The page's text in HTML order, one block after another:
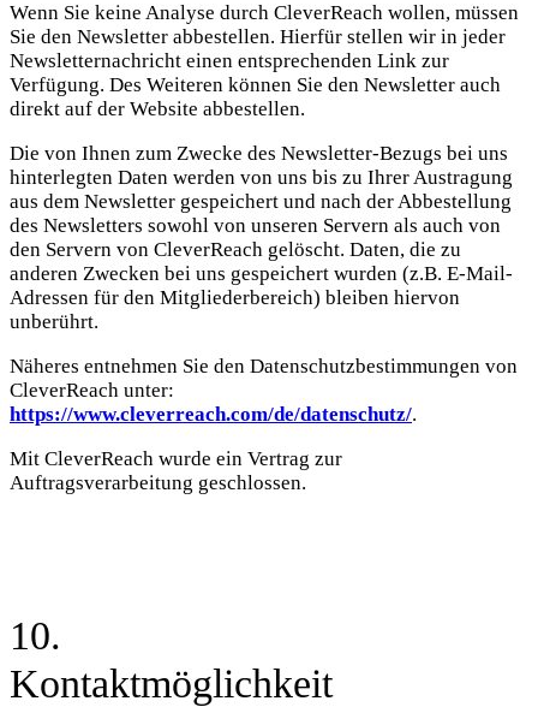
Wenn Sie keine Analyse durch CleverReach wollen, müssen
Sie den Newsletter abbestellen. Hierfür stellen wir in jeder
Newsletternachricht einen entsprechenden Link zur
Verfügung. Des Weiteren können Sie den Newsletter auch
direkt auf der Website abbestellen.
Die von Ihnen zum Zwecke des Newsletter-Bezugs bei uns
hinterlegten Daten werden von uns bis zu Ihrer Austragung
aus dem Newsletter gespeichert und nach der Abbestellung
des Newsletters sowohl von unseren Servern als auch von
den Servern von CleverReach gelöscht. Daten, die zu
anderen Zwecken bei uns gespeichert wurden (z.B. E-Mail-
Adressen für den Mitgliederbereich) bleiben hiervon
unberührt.
Näheres entnehmen Sie den Datenschutzbestimmungen von
CleverReach unter:
https://www.cleverreach.com/de/datenschutz/.
Mit CleverReach wurde ein Vertrag zur
Auftragsverarbeitung geschlossen.
10.
Kontaktmöglichkeit